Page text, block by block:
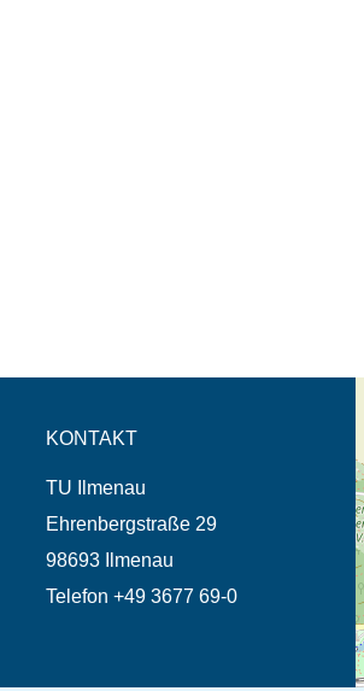
KONTAKT
TU Ilmenau
Ehrenbergstraße 29
98693 Ilmenau
Telefon +49 3677 69-0